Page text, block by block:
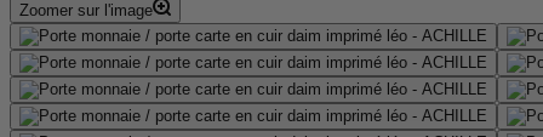
Zoomer sur l'image